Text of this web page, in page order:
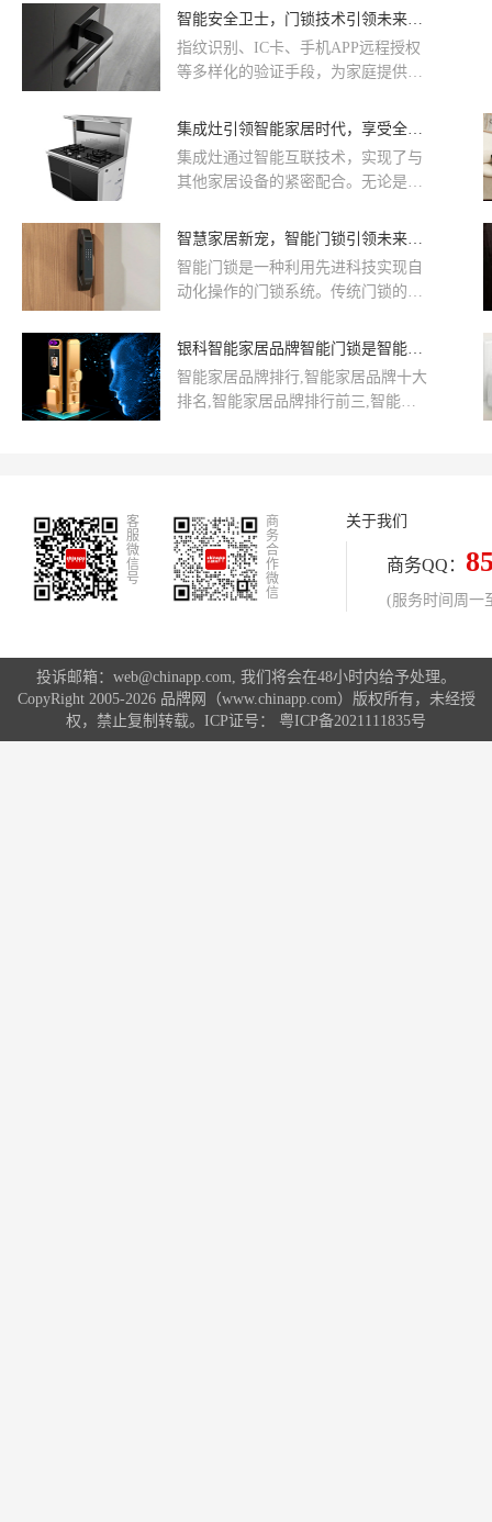
智能家居时代的潮流，为居民提供更
这一特性不仅提高了家居安全性，同
时也为用户带来了便利。多重验证方
锁更具安全性，有效防范了不法分子
的入侵。其先进技术、智能体验、安
全防护等方面的优势，使其成为家庭
智能安全卫士，门锁技术引领未来家居安全革新。
指纹识别、IC卡、手机APP远程授权
等多样化的验证手段，为家庭提供了
法入侵。智能门锁连接互联网，通过
门锁配备了先进的安全警报系统，一
旦检测到异常状况，如多次密码错
警，并通过手机APP通知用户。这种
实时响应机制有效降低了家庭安全风
险。这一切，让智能门锁成为家庭安
了新的标杆。
集成灶引领智能家居时代，享受全新烹饪体验。
集成灶通过智能互联技术，实现了与
其他家居设备的紧密配合。无论是追
灶都能满足家庭成员的多样口味需
受。集成灶作为智能家居的一部分，
不仅为我们带来了便捷、智能的烹饪
知。
智慧家居新宠，智能门锁引领未来家居趋势！
智能门锁是一种利用先进科技实现自
动化操作的门锁系统。传统门锁的开
码、指纹识别、近场通讯（NFC）、
捷、安全的开启和关闭门锁的方式。
银科智能家居品牌智能门锁是智能产业当下的竞争高地
智能家居品牌排行,智能家居品牌十大
排名,智能家居品牌排行前三,智能家
智能控制系统哪个品牌好
客
服
微
信
号
商
务
合
作
微
信
关于我们
商务QQ：
(服务时间周一
投诉邮箱：web@chinapp.com, 我们将会在48小时内给予处理。
CopyRight 2005-2026 品牌网（www.chinapp.com）版权所有，未经授
权，禁止复制转载。ICP证号： 粤ICP备2021111835号